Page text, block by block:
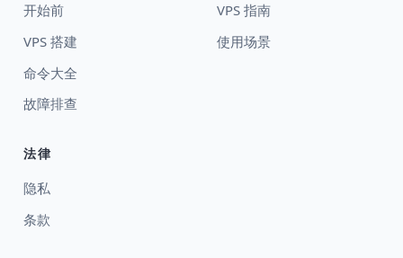
开始前
VPS 搭建
命令大全
故障排查
VPS 指南
使用场景
法律
隐私
条款